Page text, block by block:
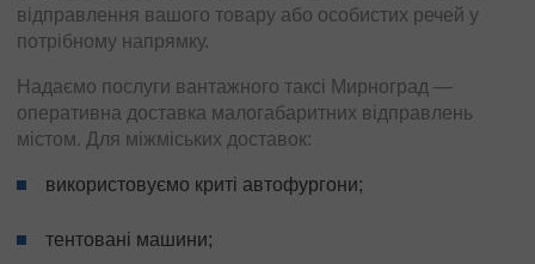
відправлення вашого товару або особистих речей у
потрібному напрямку.
Надаємо послуги вантажного таксі Мирноград —
оперативна доставка малогабаритних відправлень
містом. Для міжміських доставок:
використовуємо криті автофургони;
тентовані машини;